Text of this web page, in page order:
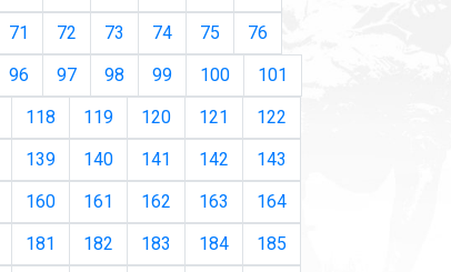
71 72 73 74 75
76
96 97 98 99 100
101
118 119 120 121
122
139 140 141 142
143
160 161 162 163
164
181 182 183 184
185